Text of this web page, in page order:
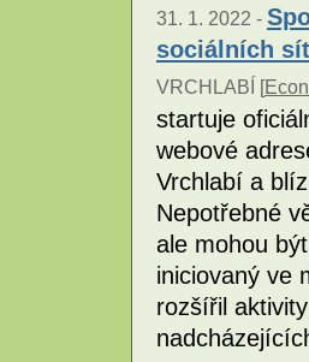
31. 1. 2022 -
sociálních
VRCHLABÍ [
startuje
webové
Vrchlabí a
Nepotřebné
ale mohou
iniciovaný ve
rozšířil